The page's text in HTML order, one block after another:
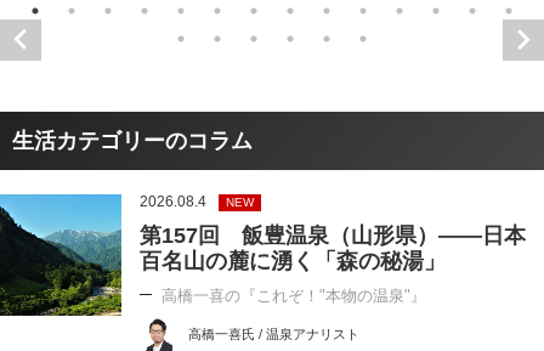
生活カテゴリーのコラム
2026.08.4 NEW
第157回 飯豊温泉（山形県）――日本
百名山の麓に湧く「森の秘湯」
高橋一喜の『これぞ！"本物の温泉"』
高橋一喜氏 / 温泉アナリスト